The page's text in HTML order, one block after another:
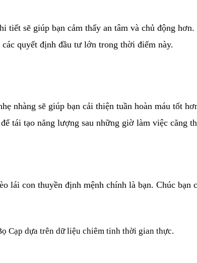
sẽ giúp bạn cảm thấy an tâm và chủ động
quyết định đầu tư lớn trong thời điểm này.
nhàng sẽ giúp bạn cải thiện tuần hoàn máu tốt
tái tạo năng lượng sau những giờ làm việc căng
lái con thuyền định mệnh chính là bạn. Chúc
Cạp dựa trên dữ liệu chiêm tinh thời gian thực.